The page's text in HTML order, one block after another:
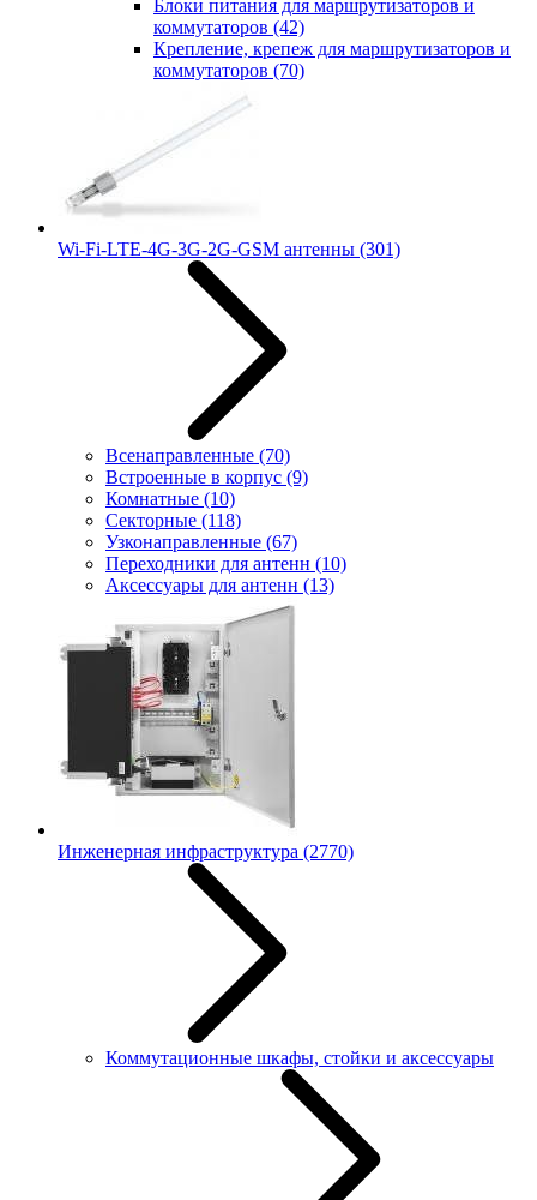
Блоки питания для маршрутизаторов и
коммутаторов (42)
Крепление, крепеж для маршрутизаторов и
коммутаторов (70)
Wi-Fi-LTE-4G-3G-2G-GSM антенны (301)
Всенаправленные (70)
Встроенные в корпус (9)
Комнатные (10)
Секторные (118)
Узконаправленные (67)
Переходники для антенн (10)
Аксессуары для антенн (13)
Инженерная инфраструктура (2770)
Коммутационные шкафы, стойки и аксессуары